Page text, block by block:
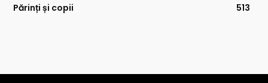
Părinți și copii
513